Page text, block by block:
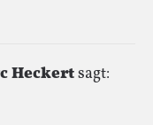
Heckertsagt: